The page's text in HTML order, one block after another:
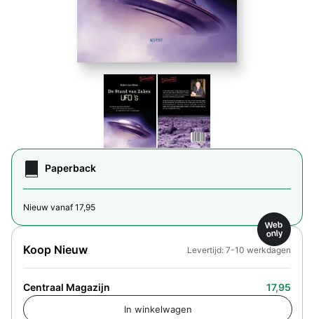
Paperback
Nieuw vanaf 17,95
Koop Nieuw
Web
only
Centraal Magazijn 17,95
Levertijd: 7-10 werkdagen